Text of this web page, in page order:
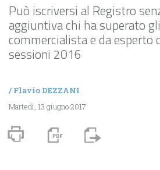
Può iscriversi al Registro
aggiuntiva chi ha superato
commercialista e da esperto
sessioni 2016
/Flavio DEZZANI
Martedì, 13 giugno 2017